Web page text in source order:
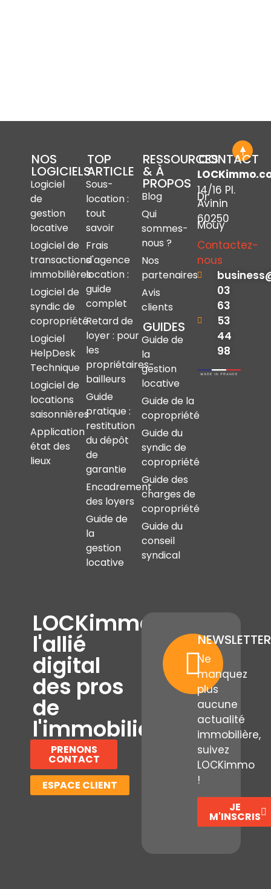
NOS
LOGICIELS
Logiciel
de
gestion
locative
Logiciel de
transactions
immobilières
Logiciel de
syndic de
copropriété
Logiciel
HelpDesk
Technique
Logiciel de
locations
saisonnières
Application
état des
lieux
TOP
ARTICLE
Sous-
location :
tout
savoir
Frais
d'agence
location :
guide
complet
Retard de
loyer : pour
les
propriétaires-
bailleurs
Guide
pratique :
restitution
du dépôt
de
garantie
Encadrement
des loyers
Guide de
la
gestion
locative
RESSOURCES
& À
PROPOS
Blog
Qui
sommes-
nous ?
Nos
partenaires
Avis
clients
GUIDES
Guide de
la
gestion
locative
Guide de la
copropriété
Guide du
syndic de
copropriété
Guide des
charges de
copropriété
Guide du
conseil
syndical
CONTACT
14/16 Pl.
Dr
Avinin
60250
Mouy
Contactez-
nous
03
63
53
44
98
LOCKimmo,
l'allié
digital
des pros
de
l'immobilier
PRENONS
CONTACT
ESPACE CLIENT
NEWSLETTER
Ne
manquez
plus
aucune
actualité
immobilière,
suivez
LOCKimmo
!
JE
M'INSCRIS